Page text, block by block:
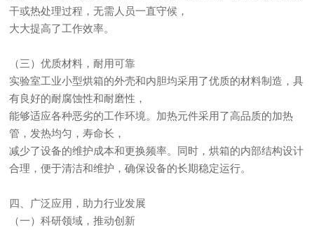
干或热处理过程，无需人员一直守候，
大大提高了工作效率。
（三）优质材料，耐用可靠
实验室工业小型烘箱的外壳和内胆均采用了优质的材料制造，具
有良好的耐腐蚀性和耐磨性，
能够适应各种恶劣的工作环境。加热元件采用了高品质的加热
管，发热均匀，寿命长，
减少了设备的维护成本和更换频率。同时，烘箱的内部结构设计
合理，便于清洁和维护，确保设备的长期稳定运行。
四、广泛应用，助力行业发展
（一）科研领域，推动创新